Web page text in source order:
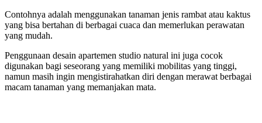
Contohnya adalah menggunakan tanaman jenis rambat atau kaktus
yang bisa bertahan di berbagai cuaca dan memerlukan perawatan
yang mudah.
Penggunaan desain apartemen studio natural ini juga cocok
digunakan bagi seseorang yang memiliki mobilitas yang tinggi,
namun masih ingin mengistirahatkan diri dengan merawat berbagai
macam tanaman yang memanjakan mata.